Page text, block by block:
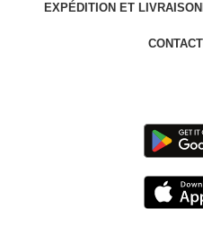
EXPÉDITION ET LIVRAISON